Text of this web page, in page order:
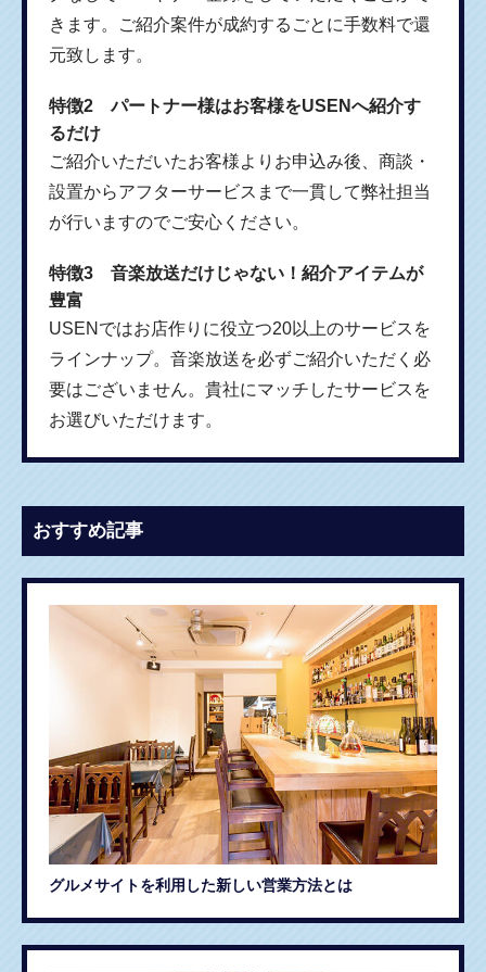
きます。ご紹介案件が成約するごとに手数料で還
元致します。
特徴2 パートナー様はお客様をUSENへ紹介す
るだけ
ご紹介いただいたお客様よりお申込み後、商談・
設置からアフターサービスまで一貫して弊社担当
が行いますのでご安心ください。
特徴3 音楽放送だけじゃない！紹介アイテムが
豊富
USENではお店作りに役立つ20以上のサービスを
ラインナップ。音楽放送を必ずご紹介いただく必
要はございません。貴社にマッチしたサービスを
お選びいただけます。
おすすめ記事
グルメサイトを利用した新しい営業方法とは